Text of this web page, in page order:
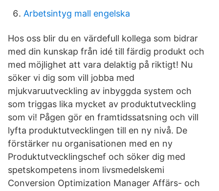
Arbetsintyg mall engelska
Hos oss blir du en värdefull kollega som bidrar
med din kunskap från idé till färdig produkt och
med möjlighet att vara delaktig på riktigt! Nu
söker vi dig som vill jobba med
mjukvaruutveckling av inbyggda system och
som triggas lika mycket av produktutveckling
som vi! Pågen gör en framtidssatsning och vill
lyfta produktutvecklingen till en ny nivå. De
förstärker nu organisationen med en ny
Produktutvecklingschef och söker dig med
spetskompetens inom livsmedelskemi
Conversion Optimization Manager Affärs- och